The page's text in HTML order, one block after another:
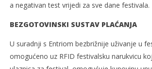
a negativan test vrijedi za sve dane festivala.
BEZGOTOVINSKI SUSTAV PLAĆANJA
U suradnji s Entriom bezbrižnije uživanje u
omogućeno uz RFID festivalsku narukvicu